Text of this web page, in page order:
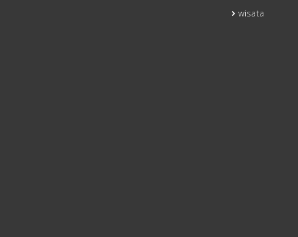
wisata